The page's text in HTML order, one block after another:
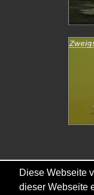
Copyright ©
Diese Webseite
dieser Webseite